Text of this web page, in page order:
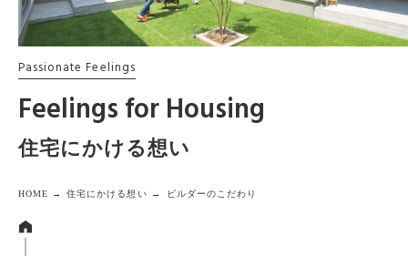
Passionate Feelings
Feelings for Housing
住宅にかける想い
HOME → 住宅にかける想い → ビルダーのこだわり